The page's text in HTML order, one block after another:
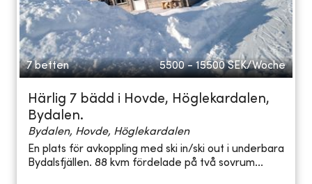
7 betten 5500 - 15500 SEK/Woche
Härlig 7 bädd i Hovde, Höglekardalen,
Bydalen.
Bydalen, Hovde, Höglekardalen
En plats för avkoppling med ski in/ski out i underbara
Bydalsfjällen. 88 kvm fördelade på två sovrum...